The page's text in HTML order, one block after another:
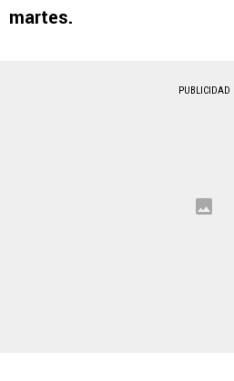
martes.
PUBLICIDAD